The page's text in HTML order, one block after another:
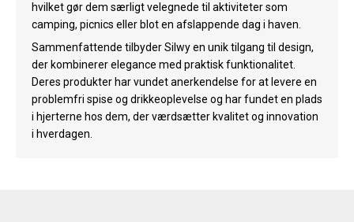
hvilket gør dem særligt velegnede til aktiviteter som
camping, picnics eller blot en afslappende dag i haven.
Sammenfattende tilbyder Silwy en unik tilgang til design,
der kombinerer elegance med praktisk funktionalitet.
Deres produkter har vundet anerkendelse for at levere en
problemfri spise og drikkeoplevelse og har fundet en plads
i hjerterne hos dem, der værdsætter kvalitet og innovation
i hverdagen.